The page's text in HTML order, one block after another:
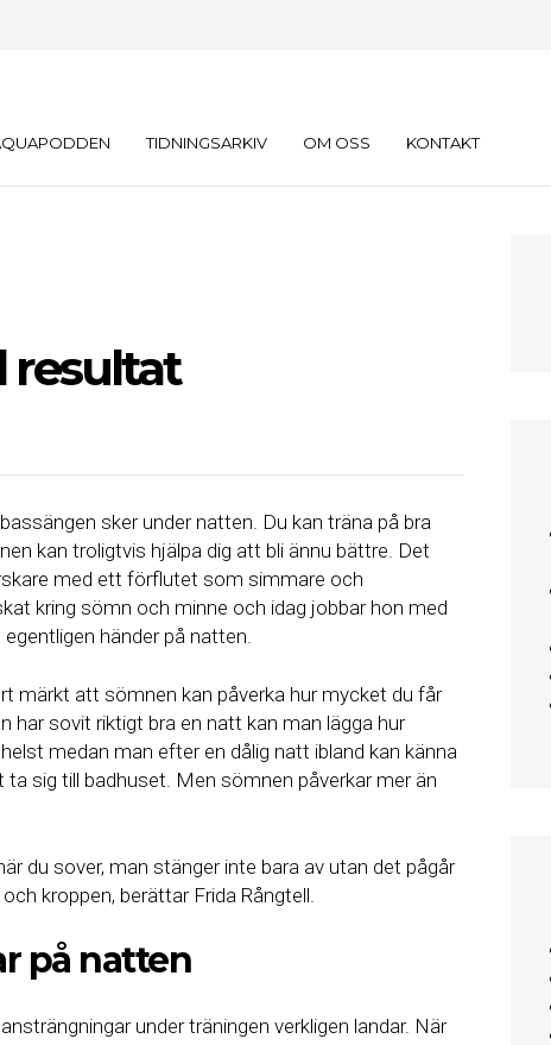
TIDNINGSARKIV OM OSS KONTAKT
resultat
sker under natten. Du kan träna på bra
kan troligtvis hjälpa dig att bli ännu bättre. Det
med ett förflutet som simmare och
kring sömn och minne och idag jobbar hon med
händer på natten.
märkt att sömnen kan påverka hur mycket du får
har sovit riktigt bra en natt kan man lägga hur
medan man efter en dålig natt ibland kan känna
sig till badhuset. Men sömnen påverkar mer än
du sover, man stänger inte bara av utan det pågår
kroppen, berättar Frida Rångtell.
på natten
under träningen verkligen landar. När